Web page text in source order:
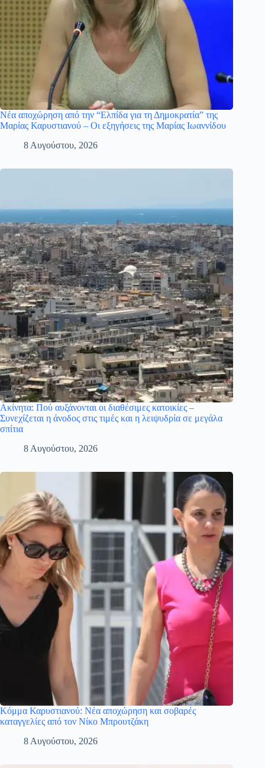
Νέα αποχώρηση από την “Ελπίδα για τη Δημοκρατία” της
Μαρίας Καρυστιανού – Οι εξηγήσεις της Μαρίας Ιωαννίδου
8 Αυγούστου, 2026
Ακίνητα: Πού αυξάνονται οι διαθέσιμες κατοικίες –
Συνεχίζεται η άνοδος στις τιμές και η λειψυδρία σε μεγάλα
σπίτια
8 Αυγούστου, 2026
Κόμμα Καρυστιανού: Νέα αποχώρηση και σοβαρές
καταγγελίες από τον Νίκο Μπρουτζάκη
8 Αυγούστου, 2026